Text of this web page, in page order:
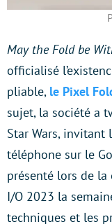
May the Fold be
officialisé
pliable, le Pixel
sujet, la société a
Star Wars, invitant
téléphone sur le
présenté lors de la
I/O 2023 la
techniques et les